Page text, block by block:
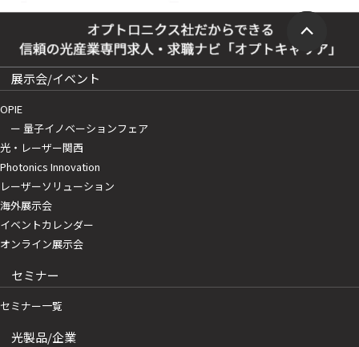
展示会/イベント
OPIE
ー 量子イノベーションフェア
光・レーザー関西
Photonics Innovation
レーザーソリューション
海外展示会
イベントカレンダー
オンライン展示会
セミナー
セミナー一覧
光製品/企業